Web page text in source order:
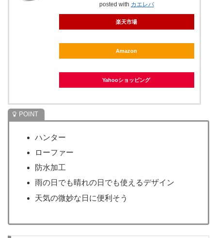
posted with カエレバ
楽天市場
Amazon
Yahooショッピング
ハンター
ローファー
防水加工
雨の日でも晴れの日でも使えるデザイン
天気の微妙な日に便利そう